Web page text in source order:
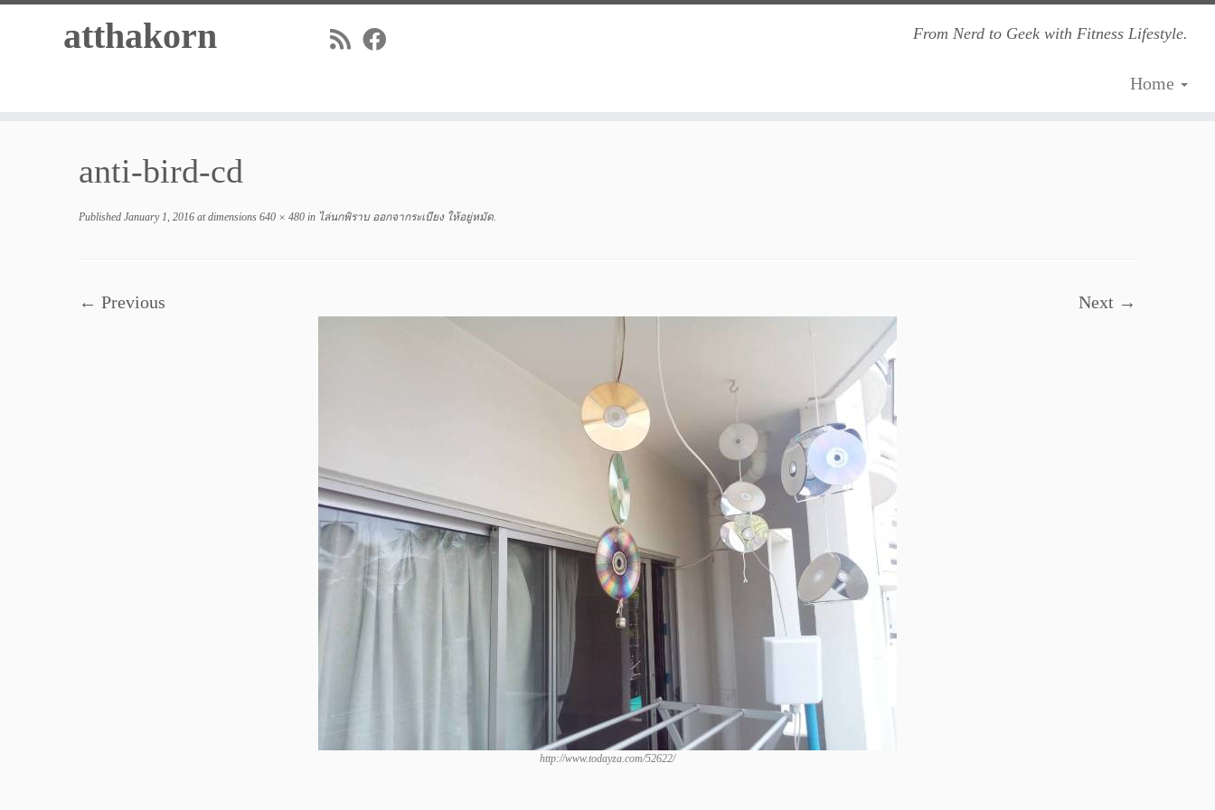
atthakorn From Nerd to Geek with Fitness Lifestyle.
Home
anti-bird-cd
Published January 1, 2016 at dimensions 640 × 480 in ไล่นกพิราบ ออกจากระเบียง ให้อยู่หมัด.
← Previous Next →
http://www.todayza.com/52622/